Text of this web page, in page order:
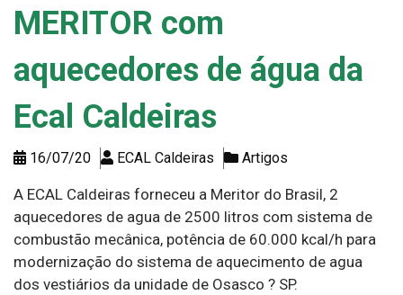
MERITOR com
aquecedores de água da
Ecal Caldeiras
16/07/20 ECAL Caldeiras Artigos
A ECAL Caldeiras forneceu a Meritor do Brasil, 2
aquecedores de agua de 2500 litros com sistema de
combustão mecânica, potência de 60.000 kcal/h para
modernização do sistema de aquecimento de agua
dos vestiários da unidade de Osasco ? SP.